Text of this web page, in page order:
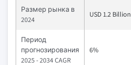
Размер рынка в
2024
USD 1.2 Billion
Период
прогнозирования
2025 - 2034 CAGR
6%